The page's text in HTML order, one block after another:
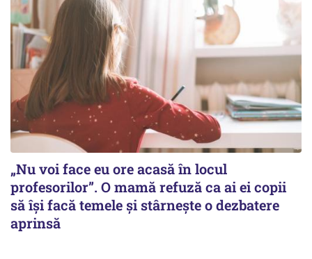
„Nu voi face eu ore acasă în locul
profesorilor”. O mamă refuză ca ai ei copii
să își facă temele și stârnește o dezbatere
aprinsă